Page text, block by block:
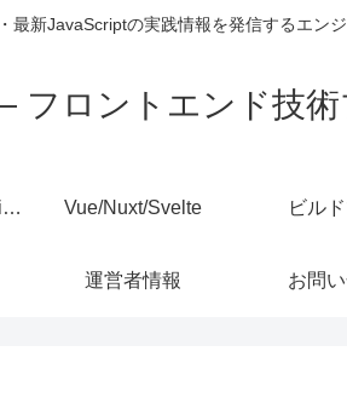
最新JavaScriptの実践情報を発信するエン
フロントエンド技
JavaScript Best Practices Vue/Nuxt/Svelte ビル
運営者情報 お問